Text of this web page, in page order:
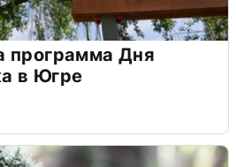
программа Дня
в Югре